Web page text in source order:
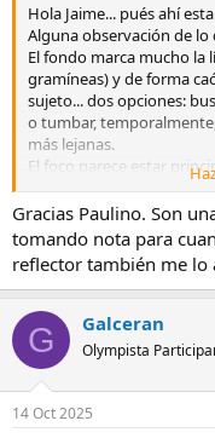
Hola Jaime... pués ahí
Alguna observación de lo
El fondo marca mucho la
gramíneas) y de forma
sujeto... dos opciones:
o tumbar,
más lejanas.
El foco parece estar
poca profundidad, sobre
lo hubiese colocado en
captar la atención.
Seguro lo sabes, tu
lo has hecho nunca hazlo
viene bien, según gustos
Algunos blancos parecen
plantas se estan quietas,
reflector.
Saludos, Paulino
Gracias Paulino. Son
tomando nota para
reflector también me lo
G Galceran
Olympista
14 Oct 2025